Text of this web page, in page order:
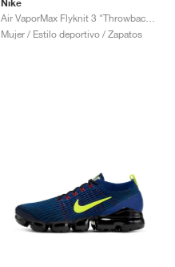
Nike
Mujer / Estilo deportivo / Zapatos